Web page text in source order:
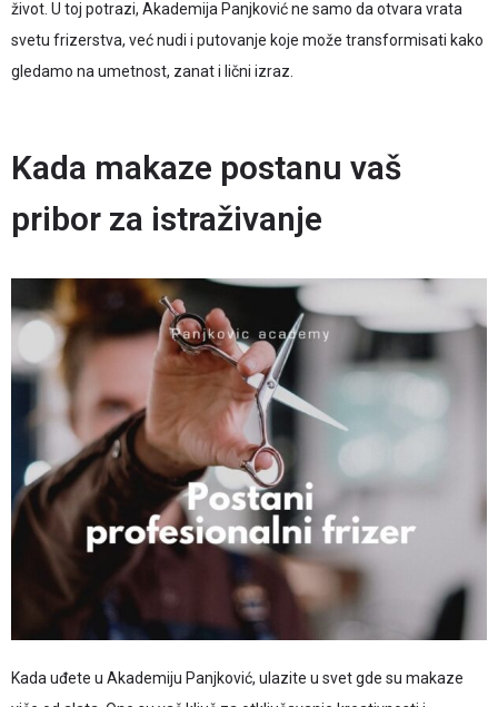
život. U toj potrazi, Akademija Panjković ne samo da otvara vrata
svetu frizerstva, već nudi i putovanje koje može transformisati kako
gledamo na umetnost, zanat i lični izraz.
Kada makaze postanu vaš
pribor za istraživanje
Kada uđete u Akademiju Panjković, ulazite u svet gde su makaze